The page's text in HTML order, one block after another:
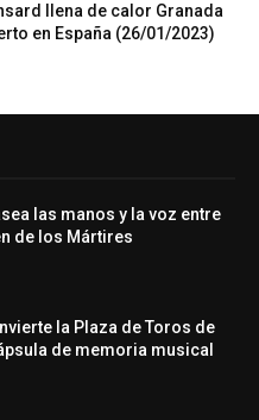
llena de calor Granada
en España (26/01/2023)
las manos y la voz entre
de los Mártires
la Plaza de Toros de
de memoria musical